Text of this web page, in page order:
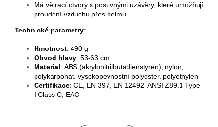
Má větrací otvory s posuvnými uzávěry, které umožňují
proudění vzduchu přes helmu.
Technické parametry:
Hmotnost: 490 g
Obvod hlavy: 53-63 cm
Material: ABS (akrylonitrilbutadienstyren), nylon,
polykarbonát, vysokopevnostní polyester, polyethylen
Certifikace: CE, EN 397, EN 12492, ANSI Z89.1 Type
I Class C, EAC